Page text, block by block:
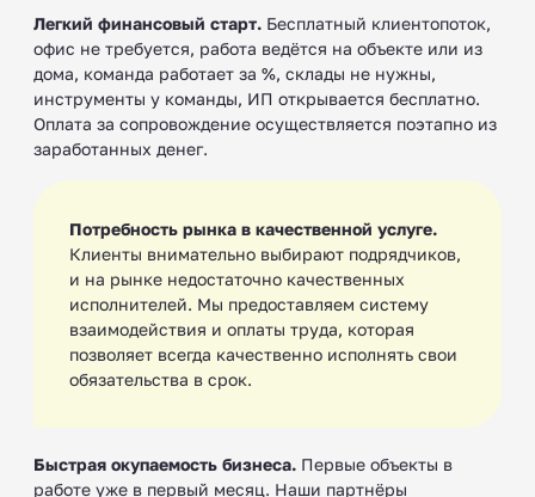
Легкий финансовый старт. Бесплатный клиентопоток,
офис не требуется, работа ведётся на объекте или из
дома, команда работает за %, склады не нужны,
инструменты у команды, ИП открывается бесплатно.
Оплата за сопровождение осуществляется поэтапно из
заработанных денег.
Потребность рынка в качественной услуге.
Клиенты внимательно выбирают подрядчиков,
и на рынке недостаточно качественных
исполнителей. Мы предоставляем систему
взаимодействия и оплаты труда, которая
позволяет всегда качественно исполнять свои
обязательства в срок.
Быстрая окупаемость бизнеса. Первые объекты в
работе уже в первый месяц. Наши партнёры